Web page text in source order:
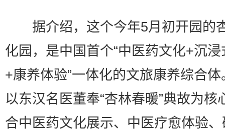
据介绍，这个今年5月初开园的
化园，是中国首个“中医药文化+沉
+康养体验”一体化的文旅康养综合
以东汉名医董奉“杏林春暖”典故为核
合中医药文化展示、中医疗愈体验